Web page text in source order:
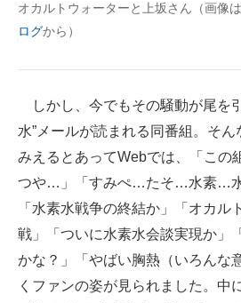
オカルトウォーターと上坂さん（画像は
ログから）
しかし、今でもその騒動が尾を
水”メールが読まれる同番組。そん
みえるとあってWebでは、「この
つや…」「すみぺ…たそ…水素…
「水素水戦争の終結か」「オカル
戦」「ついに水素水会談実現か」
かな？」「やばい胸熱（いろんな
くファンの姿が見られました。中